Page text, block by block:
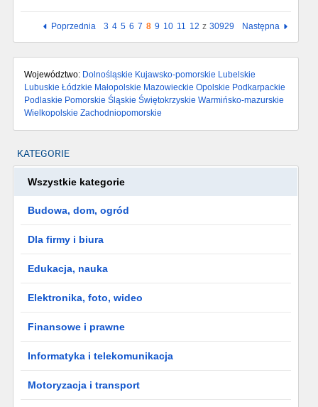
Poprzednia 3 4 5 6 7 8 9 10 11 12 z 30929 Następna
Województwo: Dolnośląskie Kujawsko-pomorskie Lubelskie
Lubuskie Łódzkie Małopolskie Mazowieckie Opolskie Podkarpackie
Podlaskie Pomorskie Śląskie Świętokrzyskie Warmińsko-mazurskie
Wielkopolskie Zachodniopomorskie
KATEGORIE
Wszystkie kategorie
Budowa, dom, ogród
Dla firmy i biura
Edukacja, nauka
Elektronika, foto, wideo
Finansowe i prawne
Informatyka i telekomunikacja
Motoryzacja i transport